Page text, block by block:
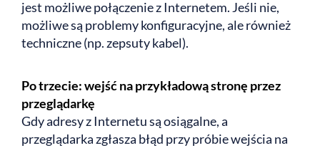
jest możliwe połączenie z Internetem. Jeśli nie,
możliwe są problemy konfiguracyjne, ale również
techniczne (np. zepsuty kabel).
Po trzecie: wejść na przykładową stronę przez
przeglądarkę
Gdy adresy z Internetu są osiągalne, a
przeglądarka zgłasza błąd przy próbie wejścia na